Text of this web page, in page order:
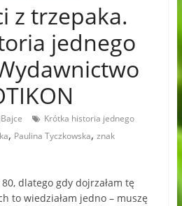
z trzepaka.
jednego
Krótka historia jednego
, Paulina Tyczkowska, znak
dlatego gdy dojrzałam tę
to wiedziałam jedno – muszę